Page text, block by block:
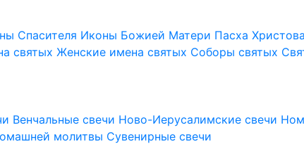
Спасителя Иконы Божией Матери Пасха
святыхЖенские имена святых Соборы святых
Венчальные свечи Ново-Иерусалимские свечи
молитвы Сувенирные свечи